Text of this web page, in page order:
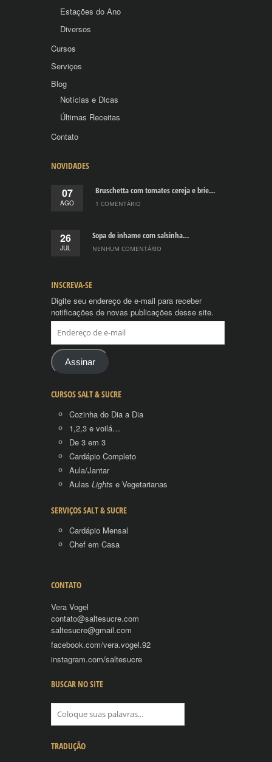
Estações do Ano
Diversos
Cursos
Serviços
Blog
Notícias e Dicas
Últimas Receitas
Contato
NOVIDADES
07
AGO
Bruschetta com tomates cereja e brie…
1 COMENTÁRIO
26
JUL
Sopa de inhame com salsinha…
NENHUM COMENTÁRIO
INSCREVA-SE
Digite seu endereço de e-mail para receber
notificações de novas publicações desse site.
de
e-
mail
Assinar
CURSOS SALT & SUCRE
Cozinha do Dia a Dia
1,2,3 e voilá…
De 3 em 3
Cardápio Completo
Aula/Jantar
Aulas Lights e Vegetarianas
SERVIÇOS SALT & SUCRE
Cardápio Mensal
Chef em Casa
CONTATO
Vera Vogel
contato@saltesucre.com
saltesucre@gmail.com
facebook.com/vera.vogel.92
instagram.com/saltesucre
BUSCAR NO SITE
TRADUÇÃO